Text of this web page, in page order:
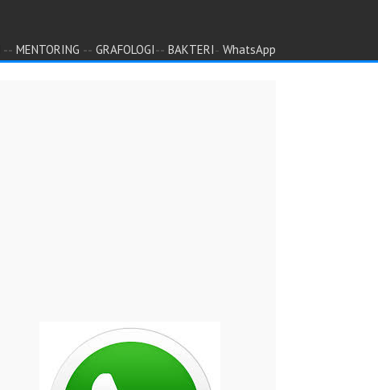
-- MENTORING -- GRAFOLOGI-- BAKTERI- WhatsApp